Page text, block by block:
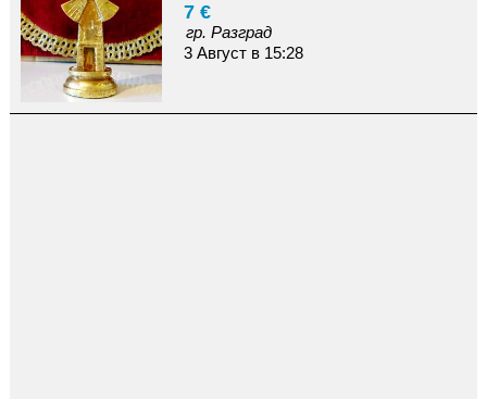
7 €
гр. Разград
3 Август в 15:28